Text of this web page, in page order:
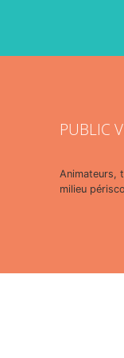
PUBLIC
Animateurs,
milieu